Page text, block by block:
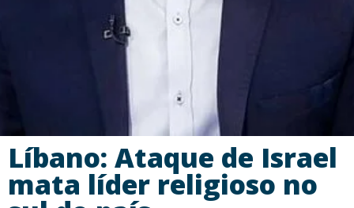
Líbano: Ataque de Israel
mata líder religioso no